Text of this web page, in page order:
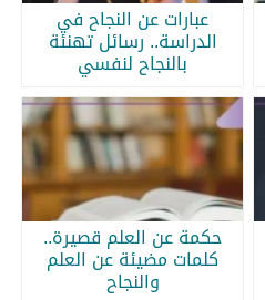
عبارات عن النجاح في
الدراسة.. رسائل تهنئة
بالنجاح لنفسي
حكمة عن العلم قصيرة..
كلمات مضيئة عن العلم
والنجاح